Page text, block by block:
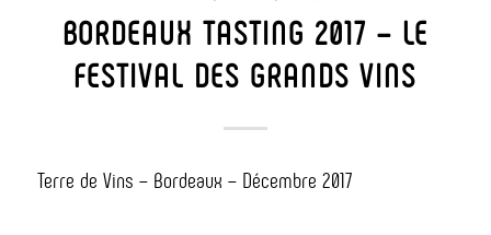
BORDEAUX TASTING 2017 – LE
FESTIVAL DES GRANDS VINS
Terre de Vins – Bordeaux – Décembre 2017